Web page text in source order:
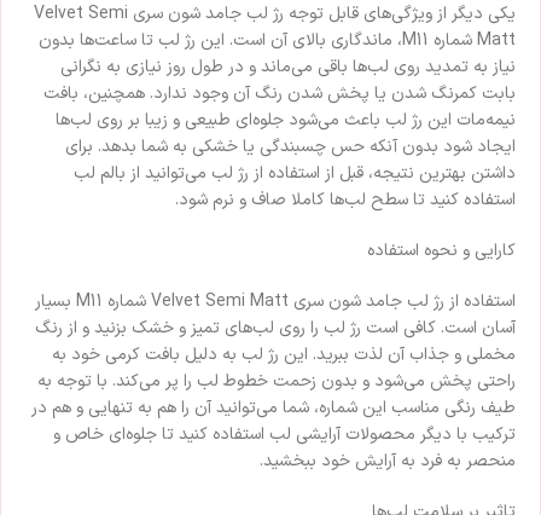
یکی دیگر از ویژگی‌های قابل توجه رژ لب جامد شون سری Velvet Semi
Matt شماره M11، ماندگاری بالای آن است. این رژ لب تا ساعت‌ها بدون
نیاز به تمدید روی لب‌ها باقی می‌ماند و در طول روز نیازی به نگرانی
بابت کمرنگ شدن یا پخش شدن رنگ آن وجود ندارد. همچنین، بافت
نیمه‌مات این رژ لب باعث می‌شود جلوه‌ای طبیعی و زیبا بر روی لب‌ها
ایجاد شود بدون آنکه حس چسبندگی یا خشکی به شما بدهد. برای
داشتن بهترین نتیجه، قبل از استفاده از رژ لب می‌توانید از بالم لب
استفاده کنید تا سطح لب‌ها کاملا صاف و نرم شود.
کارایی و نحوه استفاده
استفاده از رژ لب جامد شون سری Velvet Semi Matt شماره M11 بسیار
آسان است. کافی است رژ لب را روی لب‌های تمیز و خشک بزنید و از رنگ
مخملی و جذاب آن لذت ببرید. این رژ لب به دلیل بافت کرمی خود به
راحتی پخش می‌شود و بدون زحمت خطوط لب را پر می‌کند. با توجه به
طیف رنگی مناسب این شماره، شما می‌توانید آن را هم به تنهایی و هم در
ترکیب با دیگر محصولات آرایشی لب استفاده کنید تا جلوه‌ای خاص و
منحصر به فرد به آرایش خود ببخشید.